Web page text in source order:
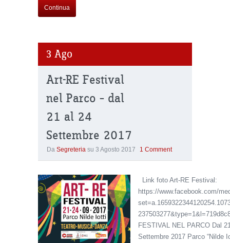
Continua
3 Ago
Art-RE Festival
nel Parco – dal
21 al 24
Settembre 2017
Da Segreteria su 3 Agosto 2017 1 Comment
Link foto Art-RE Festival:
https://www.facebook.com/
FESTIVAL NEL PARCO Dal
Settembre 2017 Parco “Nilde